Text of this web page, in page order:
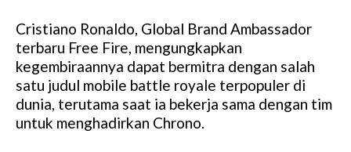
Cristiano Ronaldo, Global Brand Ambassador
terbaru Free Fire, mengungkapkan
kegembiraannya dapat bermitra dengan salah
satu judul mobile battle royale terpopuler di
dunia, terutama saat ia bekerja sama dengan tim
untuk menghadirkan Chrono.